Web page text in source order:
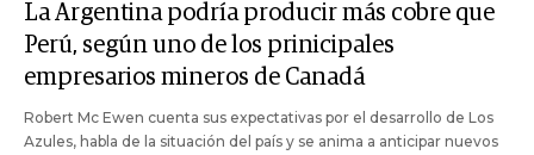
La Argentina podría producir más cobre que
Perú, según uno de los prinicipales
empresarios mineros de Canadá
Robert Mc Ewen cuenta sus expectativas por el desarrollo de Los
Azules, habla de la situación del país y se anima a anticipar nuevos